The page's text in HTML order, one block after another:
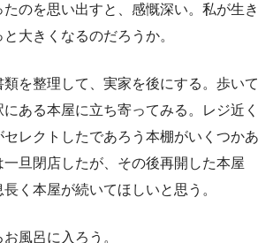
のを思い出すと、感慨深い。私が生き
大きくなるのだろうか。
を整理して、実家を後にする。歩いて
ある本屋に立ち寄ってみる。レジ近く
レクトしたであろう本棚がいくつかあ
一旦閉店したが、その後再開した本屋
く本屋が続いてほしいと思う。
風呂に入ろう。